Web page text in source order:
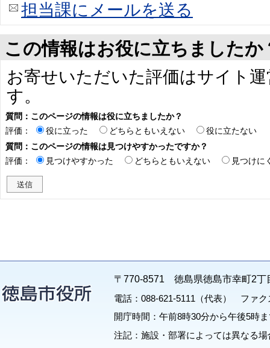
担当課にメールを送る
この情報はお役に立ちましたか
お寄せいただいた評価はサイト
す。
質問：このページの情報は役に立ちましたか？
評価：
役に立った どちらともいえない
役に立たない
質問：このページの情報は見つけやすかったですか？
評価：
見つけやすかった どちらともいえない 見つけに
〒770-8571 徳島県徳島市幸町2丁
電話：088-621-5111（代表） ファク
開庁時間：午前8時30分から午後5時
注記：施設・部署によっては異なる